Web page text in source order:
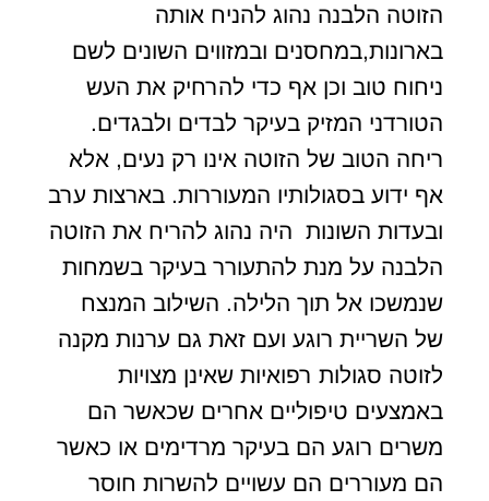
הזוטה הלבנה נהוג להניח אותה
בארונות,במחסנים ובמזווים השונים לשם
ניחוח טוב וכן אף כדי להרחיק את העש
הטורדני המזיק בעיקר לבדים ולבגדים.
ריחה הטוב של הזוטה אינו רק נעים, אלא
אף ידוע בסגולותיו המעוררות. בארצות ערב
ובעדות השונות היה נהוג להריח את הזוטה
הלבנה על מנת להתעורר בעיקר בשמחות
שנמשכו אל תוך הלילה. השילוב המנצח
של השריית רוגע ועם זאת גם ערנות מקנה
לזוטה סגולות רפואיות שאינן מצויות
באמצעים טיפוליים אחרים שכאשר הם
משרים רוגע הם בעיקר מרדימים או כאשר
הם מעוררים הם עשויים להשרות חוסר